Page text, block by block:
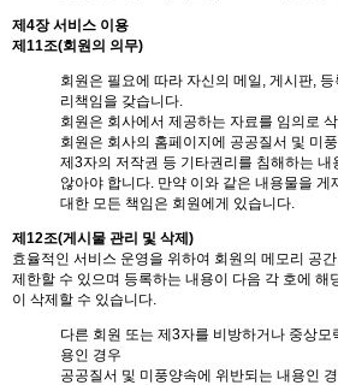
제4장 서비스 이용
제11조(회원의 의무)
회원은 필요에 따라 자신의 메일, 게시판,
리책임을 갖습니다.
회원은 회사에서 제공하는 자료를 임의로
회원은 회사의 홈페이지에 공공질서 및 미
제3자의 저작권 등 기타권리를 침해하는 내
않아야 합니다. 만약 이와 같은 내용물을 게
대한 모든 책임은 회원에게 있습니다.
제12조(게시물 관리 및 삭제)
효율적인 서비스 운영을 위하여 회원의 메모리 공
제한할 수 있으며 등록하는 내용이 다음 각 호에 해
이 삭제할 수 있습니다.
다른 회원 또는 제3자를 비방하거나 중상모
용인 경우
공공질서 및 미풍양속에 위반되는 내용인